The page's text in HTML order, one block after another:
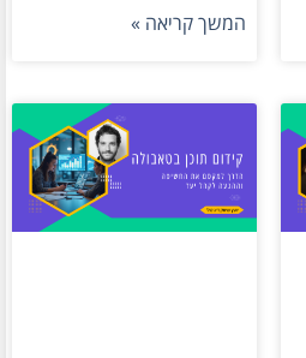
המשך קריאה »